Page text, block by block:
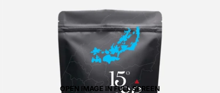
OPEN IMAGE IN FULL SCREEN